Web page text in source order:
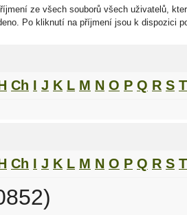
ze všech souborů všech uživatelů,
Po kliknutí na příjmení jsou k dispozici
Ch I J K L M N O P Q R S T
Ch I J K L M N O P Q R S T